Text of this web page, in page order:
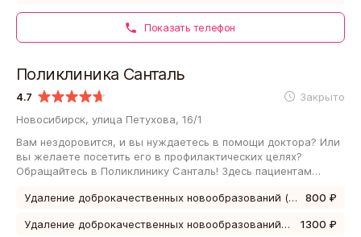
Показать телефон
4.7 Закрыто
Поликлиника Санталь
Новосибирск, улица Петухова, 16/1
Вам нездоровится, и вы нуждаетесь в помощи доктора? Или
вы желаете посетить его в профилактических целях?
Обращайтесь в Поликлинику Санталь! Здесь пациентам
Удаление доброкачественных новообразований (папилломы, невусы- родинки, кератомы) тело, аппаратом "Фотек"- 1 ед. до 5 мм 800 ₽
Удаление доброкачественных новообразований (папилломы, невусы- родинки, кератомы) тело, аппаратом "Фотек"- 1 ед. более 10 мм 1300 ₽